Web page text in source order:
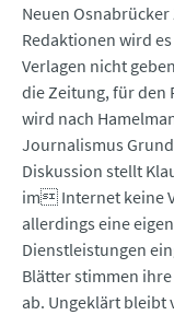
Neuen
Redaktionen wird
Verlagen nicht
die Zeitung, für den
wird nach
Journalismus
Diskussion stellt
im Internet keine
allerdings eine
Dienstleistungen
Blätter stimmen
ab. Ungeklärt